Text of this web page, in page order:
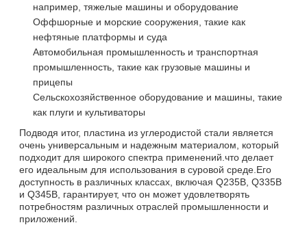
например, тяжелые машины и оборудование
Оффшорные и морские сооружения, такие как
нефтяные платформы и суда
Автомобильная промышленность и транспортная
промышленность, такие как грузовые машины и
прицепы
Сельскохозяйственное оборудование и машины, такие
как плуги и культиваторы
Подводя итог, пластина из углеродистой стали является
очень универсальным и надежным материалом, который
подходит для широкого спектра применений.что делает
его идеальным для использования в суровой среде.Его
доступность в различных классах, включая Q235B, Q335B
и Q345B, гарантирует, что он может удовлетворять
потребностям различных отраслей промышленности и
приложений.